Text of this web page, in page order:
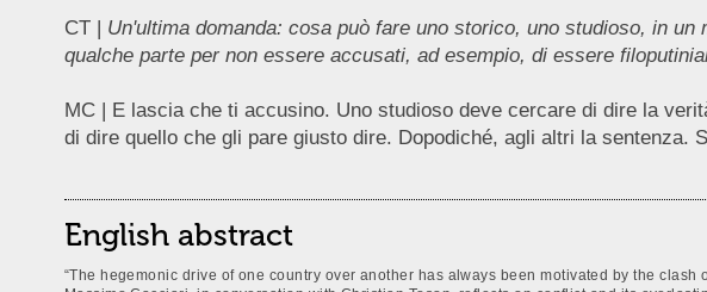
CT | Un'ultima domanda: cosa può fare uno storico, uno studioso, in
qualche parte per non essere accusati, ad esempio, di essere
MC | E lascia che ti accusino. Uno studioso deve cercare di dire la
di dire quello che gli pare giusto dire. Dopodiché, agli altri la
English abstract
“The hegemonic drive of one country over another has always been motivated by the